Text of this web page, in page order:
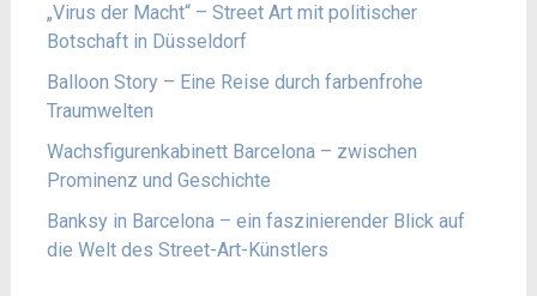
„Virus der Macht“ – Street Art mit politischer
Botschaft in Düsseldorf
Balloon Story – Eine Reise durch farbenfrohe
Traumwelten
Wachsfigurenkabinett Barcelona – zwischen
Prominenz und Geschichte
Banksy in Barcelona – ein faszinierender Blick auf
die Welt des Street-Art-Künstlers